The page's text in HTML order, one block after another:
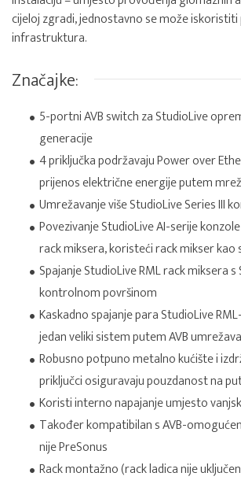
cijeloj zgradi, jednostavno se može
infrastruktura.
Značajke:
5-portni AVB switch za StudioLive
generacije
4 priključka podržavaju Power over
prijenos električne energije putem
Umrežavanje više StudioLive Series III
Povezivanje StudioLive AI-serije
rack miksera, koristeći rack mikser
Spajanje StudioLive RML rack miksera s
kontrolnom površinom
Kaskadno spajanje para StudioLive
jedan veliki sistem putem AVB
Robusno potpuno metalno kućište i
priključci osiguravaju pouzdanost na
Koristi interno napajanje umjesto
Također kompatibilan s AVB-
nije PreSonus
Rack montažno (rack ladica nije